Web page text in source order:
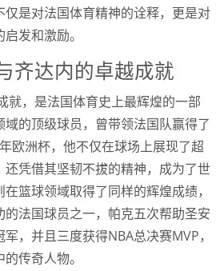
仅是对法国体育精神的诠释，更是对
发和激励。
齐达内的卓越成就
就，是法国体育史上最辉煌的一部
的顶级球员，曾带领法国队赢得了
欧洲杯，他不仅在球场上展现了超
还凭借其坚韧不拔的精神，成为了世
篮球领域取得了同样的辉煌成绩，
法国球员之一，帕克五次帮助圣安
，并且三度获得NBA总决赛MVP，
传奇人物。